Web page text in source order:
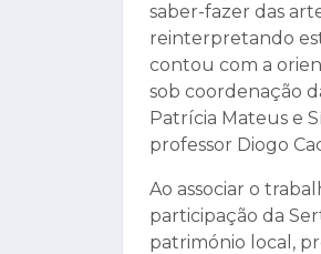
saber-fazer das
reinterpretando
contou com a
sob coordenação
Patrícia Mateus e
professor Diogo
Ao associar o
participação da
património local,